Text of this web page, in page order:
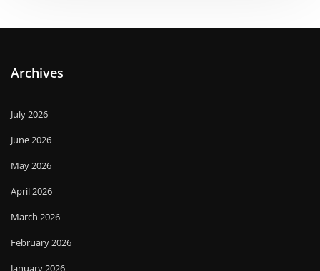
Archives
July 2026
June 2026
May 2026
April 2026
March 2026
February 2026
January 2026